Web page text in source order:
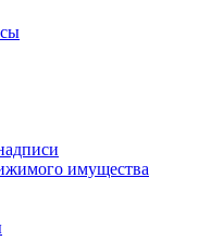
имущества